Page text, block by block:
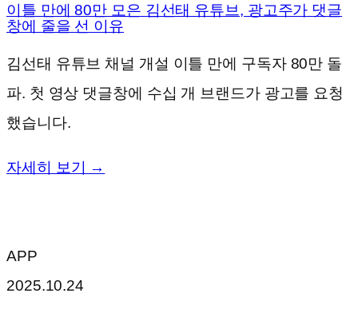
이틀 만에 80만 모은 김선태 유튜브, 광고주가 댓글
창에 줄을 선 이유
김선태 유튜브 채널 개설 이틀 만에 구독자 80만 돌
파. 첫 영상 댓글창에 수십 개 브랜드가 광고를 요청
했습니다.
자세히 보기 →
APP
2025.10.24